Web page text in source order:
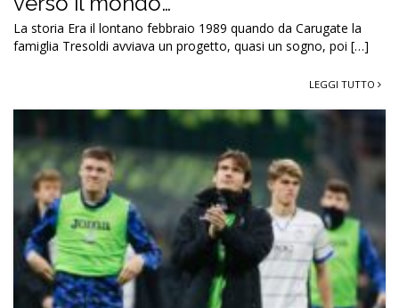
La storia Era il lontano febbraio 1989 quando da Carugate la
famiglia Tresoldi avviava un progetto, quasi un sogno, poi […]
LEGGI TUTTO